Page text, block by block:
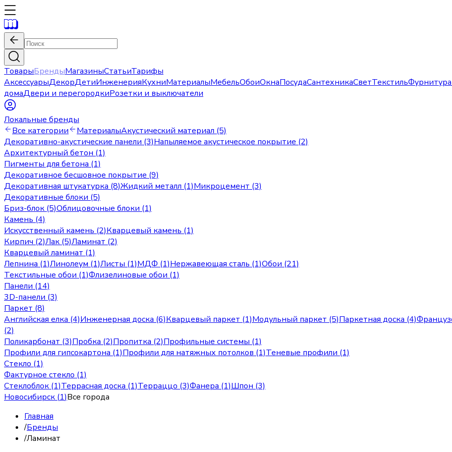
ТоварыБрендыМагазиныСтатьиТарифы
АксессуарыДекорДетиИнженерияКухниМатериалыМебельОбоиОкнаПосудаСантехникаСветТекстильФурнитура
домаДвери и перегородкиРозетки и выключатели
Локальные бренды
Все категории
МатериалыАкустический материал (5)
Декоративно-акустические панели (3)Напыляемое акустическое покрытие (2)
Архитектурный бетон (1)
Пигменты для бетона (1)
Декоративное бесшовное покрытие (9)
Декоративная штукатурка (8)Жидкий металл (1)Микроцемент (3)
Декоративные блоки (5)
Бриз-блок (5)Облицовочные блоки (1)
Камень (4)
Искусственный камень (2)Кварцевый камень (1)
Кирпич (2)Лак (5)Ламинат (2)
Кварцевый ламинат (1)
Лепнина (1)Линолеум (1)Листы (1)МДФ (1)Нержавеющая сталь (1)Обои (21)
Текстильные обои (1)Флизелиновые обои (1)
Панели (14)
3D-панели (3)
Паркет (8)
Английская елка (4)Инженерная доска (6)Кварцевый паркет (1)Модульный паркет (5)Паркетная доска (4)
(2)
Поликарбонат (3)Пробка (2)Пропитка (2)Профильные системы (1)
Профили для гипсокартона (1)Профили для натяжных потолков (1)Теневые профили (1)
Стекло (1)
Фактурное стекло (1)
Стеклоблок (1)Террасная доска (1)Терраццо (3)Фанера (1)Шпон (3)
Новосибирск (1)Все города
Главная
/Бренды
/Ламинат